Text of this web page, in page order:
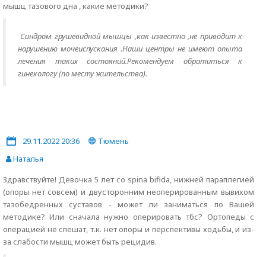
мышц тазового дна , какие методики?
Синдром грушевидной мышцы ,как известно ,не приводит к
нарушению мочеиспускания .Наши центры не имеют опыта
лечения таких состояний.Рекомендуем обратиться к
гинекологу (по месту жительства).
29.11.2022 20:36
Тюмень
Наталья
Здравствуйте! Девочка 5 лет со spina bifida, нижней параплегией
(опоры нет совсем) и двусторонним неоперированным вывихом
тазобедренных суставов - может ли заниматься по Вашей
методике? Или сначала нужно оперировать тбс? Ортопеды с
операцией не спешат, т.к. нет опоры и перспективы ходьбы, и из-
за слабости мышц может быть рецидив.